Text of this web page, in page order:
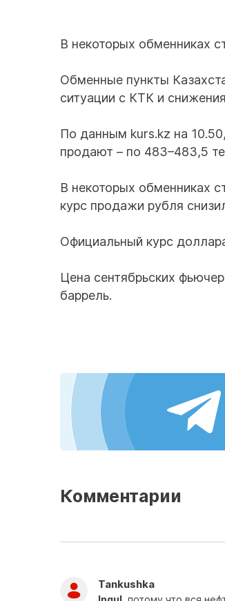
В некоторых обменниках
Обменные пункты
ситуации с КТК и
По данным kurs.kz на
продают – по 483–483,5
В некоторых обменниках
курс продажи рубля
Официальный курс
Цена сентябрьских
баррель.
Комментарии
Tankushka